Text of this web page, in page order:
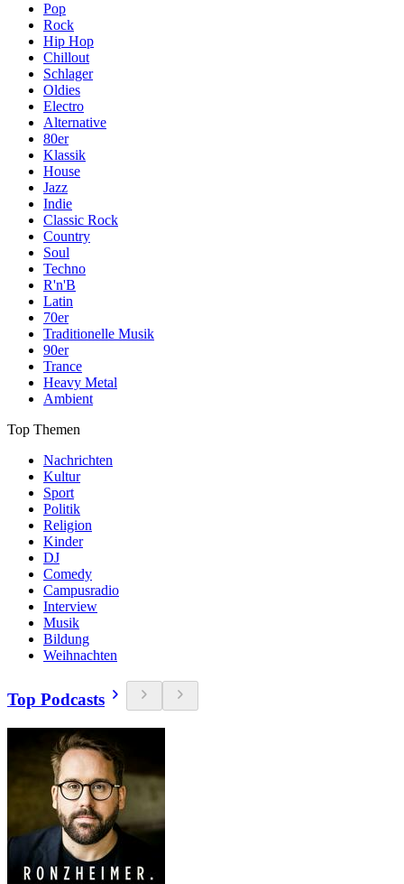
Pop
Rock
Hip Hop
Chillout
Schlager
Oldies
Electro
Alternative
80er
Klassik
House
Jazz
Indie
Classic Rock
Country
Soul
Techno
R'n'B
Latin
70er
Traditionelle Musik
90er
Trance
Heavy Metal
Ambient
Top Themen
Nachrichten
Kultur
Sport
Politik
Religion
Kinder
DJ
Comedy
Campusradio
Interview
Musik
Bildung
Weihnachten
Top Podcasts